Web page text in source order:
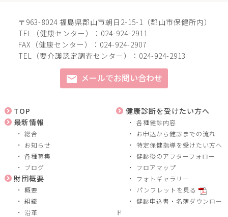
〒963-8024 福島県郡山市朝日2-15-1（郡山市保健所内）
TEL（健康センター）：024-924-2911
FAX（健康センター）：024-924-2907
TEL（要介護認定調査センター）：024-924-2913
mail メールでお問い合わせ
TOP
最新情報
総合
お知らせ
各種募集
ブログ
財団概要
概要
組織
沿革
健康診断を受けたい方へ
各種健診内容
お申込から健診までの流れ
特定保健指導を受けたい方へ
健診後のアフターフォロー
フロアマップ
フォトギャラリー
パンフレットを見る
健診申込書・名簿ダウンロー
ド